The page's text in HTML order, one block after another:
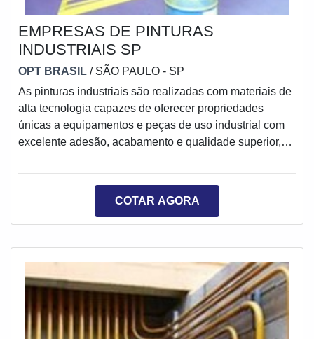
EMPRESAS DE PINTURAS
INDUSTRIAIS SP
OPT BRASIL / SÃO PAULO - SP
As pinturas industriais são realizadas com materiais de
alta tecnologia capazes de oferecer propriedades
únicas a equipamentos e peças de uso industrial com
excelente adesão, acabamento e qualidade superior,
útil do aparelho e alta resistência contra intempéries.No
com empresas de pinturas industriais SP ou outras
COTAR AGORA